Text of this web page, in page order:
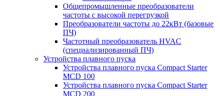
Общепромышленные преобразователи
частоты с высокой перегрузкой
Преобразователи частоты до 22кВт (базовые
ПЧ)
Частотный преобразователь HVAC
(специализированный ПЧ)
Устройства плавного пуска
Устройства плавного пуска Compact Starter
MCD 100
Устройства плавного пуска Compact Starter
MCD 200